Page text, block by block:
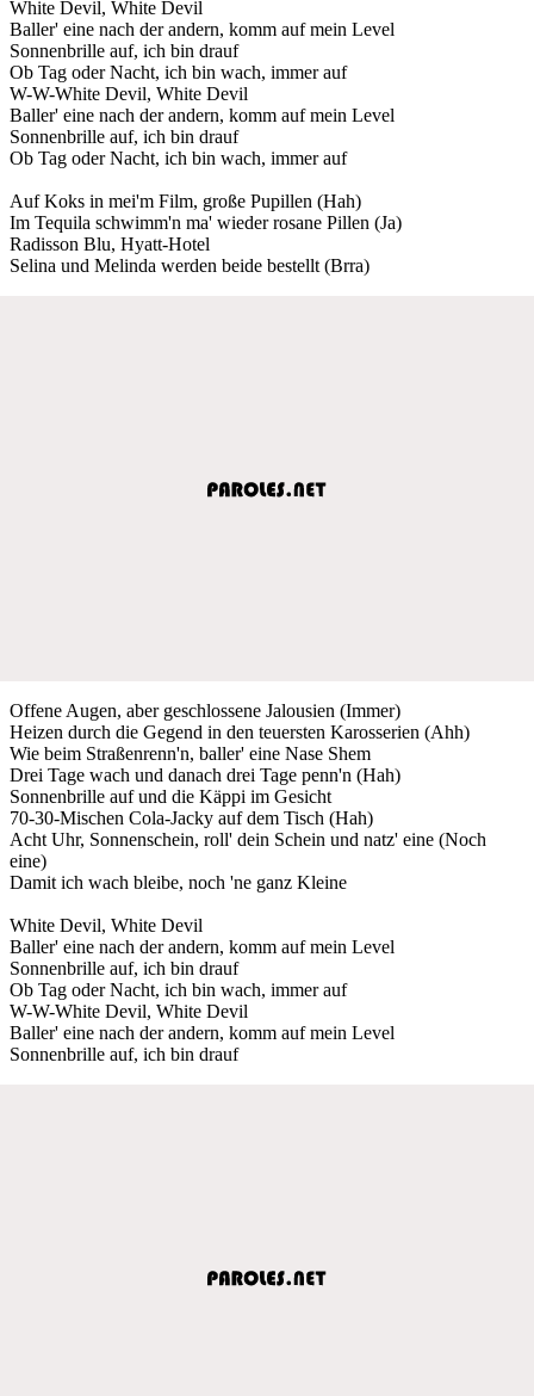
White Devil, White Devil
Baller' eine nach der andern, komm auf mein Level
Sonnenbrille auf, ich bin drauf
Ob Tag oder Nacht, ich bin wach, immer auf
W-W-White Devil, White Devil
Baller' eine nach der andern, komm auf mein Level
Sonnenbrille auf, ich bin drauf
Ob Tag oder Nacht, ich bin wach, immer auf
Auf Koks in mei'm Film, große Pupillen (Hah)
Im Tequila schwimm'n ma' wieder rosane Pillen (Ja)
Radisson Blu, Hyatt-Hotel
Selina und Melinda werden beide bestellt (Brra)
Offene Augen, aber geschlossene Jalousien (Immer)
Heizen durch die Gegend in den teuersten Karosserien (Ahh)
Wie beim Straßenrenn'n, baller' eine Nase Shem
Drei Tage wach und danach drei Tage penn'n (Hah)
Sonnenbrille auf und die Käppi im Gesicht
70-30-Mischen Cola-Jacky auf dem Tisch (Hah)
Acht Uhr, Sonnenschein, roll' dein Schein und natz' eine (Noch
eine)
Damit ich wach bleibe, noch 'ne ganz Kleine
White Devil, White Devil
Baller' eine nach der andern, komm auf mein Level
Sonnenbrille auf, ich bin drauf
Ob Tag oder Nacht, ich bin wach, immer auf
W-W-White Devil, White Devil
Baller' eine nach der andern, komm auf mein Level
Sonnenbrille auf, ich bin drauf